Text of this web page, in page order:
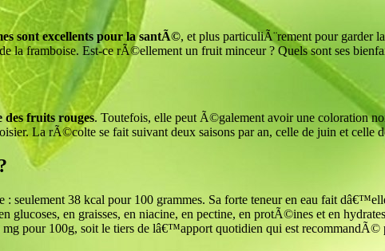
sont excellents pour la santÃ©, et plus particuliÃ¨rement pour garder
la framboise. Est-ce rÃ©ellement un fruit minceur ? Quels sont ses
fruits rouges. Toutefois, elle peut Ã©galement avoir une coloration
La rÃ©colte se fait suivant deux saisons par an, celle de juin et celle
: seulement 38 kcal pour 100 grammes. Sa forte teneur en eau fait
glucoses, en graisses, en niacine, en pectine, en protÃ©ines et en
pour 100g, soit le tiers de lâ€™apport quotidien qui est